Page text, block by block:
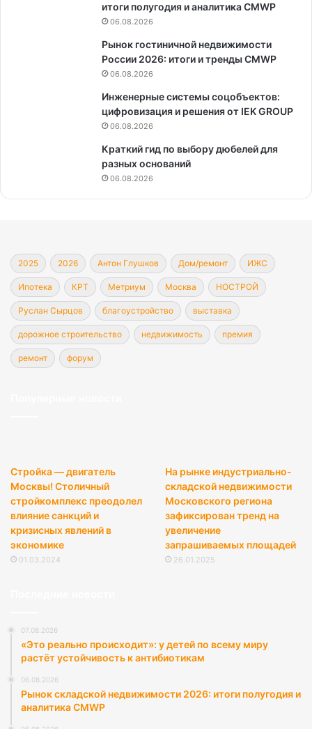
итоги полугодия и аналитика CMWP
06.08.2026
Рынок гостиничной недвижимости
России 2026: итоги и тренды CMWP
06.08.2026
Инженерные системы соцобъектов:
цифровизация и решения от IEK GROUP
06.08.2026
Краткий гид по выбору дюбелей для
разных оснований
06.08.2026
2025 2026 Антон Глушков Дом/ремонт ИЖС
Ипотека КРТ Метриум Москва НОСТРОЙ
Руслан Сырцов благоустройство выставка
дорожное строительство недвижимость премия
ремонт форум
Стройка — двигатель
Москвы! Столичный
стройкомплекс преодолел
влияние санкций и
кризисных явлений в
экономике
01.03.2024
На рынке индустриально-
складской недвижимости
Московского региона
зафиксирован тренд на
увеличение
запрашиваемых площадей
26.01.2025
07.08.2026
«Это реально происходит»: у детей по всему миру
растёт устойчивость к антибиотикам
06.08.2026
Рынок складской недвижимости 2026: итоги полугодия и
аналитика CMWP